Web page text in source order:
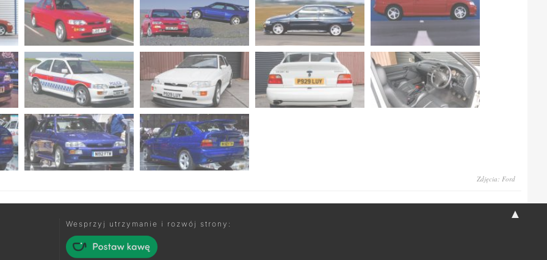
Zdjęcia: Ford
▲
Wesprzyj utrzymanie i rozwój strony: